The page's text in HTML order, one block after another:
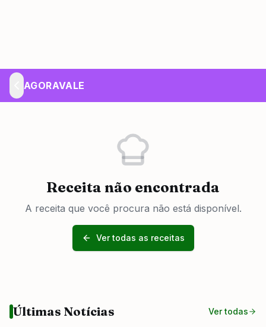
AGORAVALE
Receita não encontrada
A receita que você procura não está disponível.
Ver todas as receitas
Últimas Notícias Ver todas